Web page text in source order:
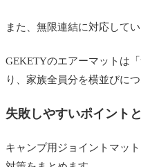
また、無限連結に対応して
GEKETYのエアーマットは
り、家族全員分を横並びに
失敗しやすいポイント
キャンプ用ジョイントマッ